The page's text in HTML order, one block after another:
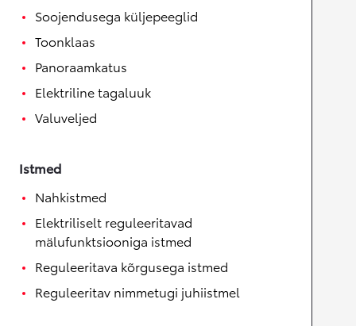
Soojendusega küljepeeglid
Toonklaas
Panoraamkatus
Elektriline tagaluuk
Valuveljed
Istmed
Nahkistmed
Elektriliselt reguleeritavad
mälufunktsiooniga istmed
Reguleeritava kõrgusega istmed
Reguleeritav nimmetugi juhiistmel